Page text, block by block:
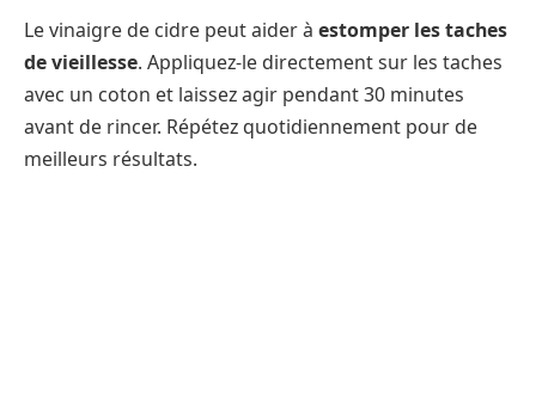
Le vinaigre de cidre peut aider à estomper les taches
de vieillesse. Appliquez-le directement sur les taches
avec un coton et laissez agir pendant 30 minutes
avant de rincer. Répétez quotidiennement pour de
meilleurs résultats.